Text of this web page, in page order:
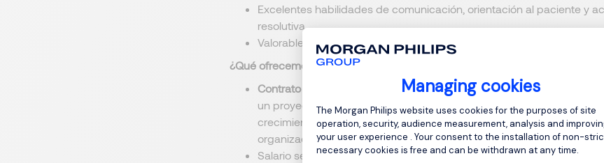
Managing cookies
Consent Management Platform:
The Morgan Philips website uses cookies for the purposes of site
operation, security, audience measurement, analysis and
your user experience . Your consent to the installation of non-
necessary cookies is free and can be withdrawn at any time.
Excelentes habilidades de comunicación, orientación al paciente y
resolutiva.
Valorable poseer nivel alto de inglés u otros idiomas como francés o
¿Qué ofrecemos?
Contrato indefinido
con formación a cargo de la empresa.
un proyecto estable con amplias oportunidades de desarrollo y
crecimiento profesional y la posibilidad de formar parte de una
organización sanitaria de referencia en el sector.
Salario según convenio y retribución flexible: ticket restaurante, ticket